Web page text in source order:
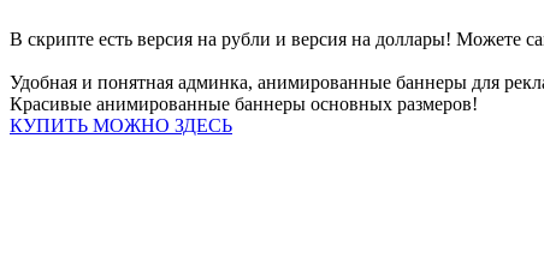
В скрипте есть версия на рубли и версия на доллары! Можете
Удобная и понятная админка, анимированные баннеры для
Красивые анимированные баннеры основных размеров!
КУПИТЬ МОЖНО ЗДЕСЬ